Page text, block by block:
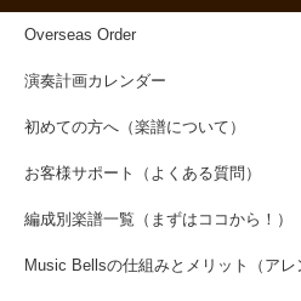
Overseas Order
演奏計画カレンダー
初めての方へ（楽譜について）
お客様サポート（よくある質問）
編成別楽譜一覧（まずはココから！）
Music Bellsの仕組みとメリット（アレ